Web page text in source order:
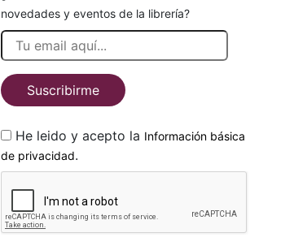
novedades y eventos de la librería?
Suscribirme
He leido y acepto la Información básica
de privacidad.